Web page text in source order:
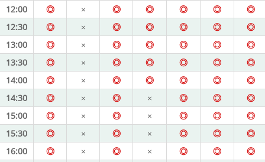
12:00
◎ × ◎ ◎ ◎ ◎
◎
12:30
◎ × ◎ ◎ ◎ ◎
◎
13:00
◎ × ◎ ◎ ◎ ◎
◎
13:30
◎ × ◎ ◎ ◎ ◎
◎
14:00
◎ × ◎ ◎ ◎ ◎
◎
14:30
◎ × ◎ × ◎ ◎
◎
15:00
◎ × ◎ × ◎ ◎
◎
15:30
◎ × ◎ × ◎ ◎
◎
16:00
◎ × ◎ × ◎ ◎
◎